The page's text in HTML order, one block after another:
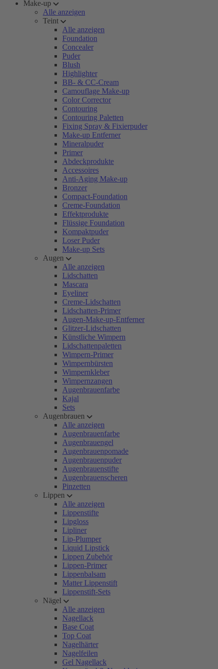
Make-up
Alle anzeigen
Teint
Alle anzeigen
Foundation
Concealer
Puder
Blush
Highlighter
BB- & CC-Cream
Camouflage Make-up
Color Corrector
Contouring
Contouring Paletten
Fixing Spray & Fixierpuder
Make-up Entferner
Mineralpuder
Primer
Abdeckprodukte
Accessoires
Anti-Aging Make-up
Bronzer
Compact-Foundation
Creme-Foundation
Effektprodukte
Flüssige Foundation
Kompaktpuder
Loser Puder
Make-up Sets
Augen
Alle anzeigen
Lidschatten
Mascara
Eyeliner
Creme-Lidschatten
Lidschatten-Primer
Augen-Make-up-Entferner
Glitzer-Lidschatten
Künstliche Wimpern
Lidschattenpaletten
Wimpern-Primer
Wimpernbürsten
Wimpernkleber
Wimpernzangen
Augenbrauenfarbe
Kajal
Sets
Augenbrauen
Alle anzeigen
Augenbrauenfarbe
Augenbrauengel
Augenbrauenpomade
Augenbrauenpuder
Augenbrauenstifte
Augenbrauenscheren
Pinzetten
Lippen
Alle anzeigen
Lippenstifte
Lipgloss
Lipliner
Lip-Plumper
Liquid Lipstick
Lippen Zubehör
Lippen-Primer
Lippenbalsam
Matter Lippenstift
Lippenstift-Sets
Nägel
Alle anzeigen
Nagellack
Base Coat
Top Coat
Nagelhärter
Nagelfeilen
Gel Nagellack